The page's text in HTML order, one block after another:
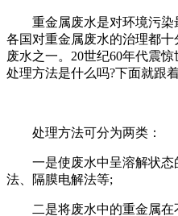
重金属废水是对环境污染最
各国对重金属废水的治理都
废水之一。20世纪60年代震
处理方法是什么吗?下面就跟
处理方法可分为两类：
一是使废水中呈溶解状态的
法、隔膜电解法等;
二是将废水中的重金属在不